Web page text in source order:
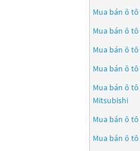
Mua bán ô tô
Mua bán ô tô
Mua bán ô tô
Mua bán ô tô
Mua bán ô tô
Mitsubishi
Mua bán ô tô
Mua bán ô tô